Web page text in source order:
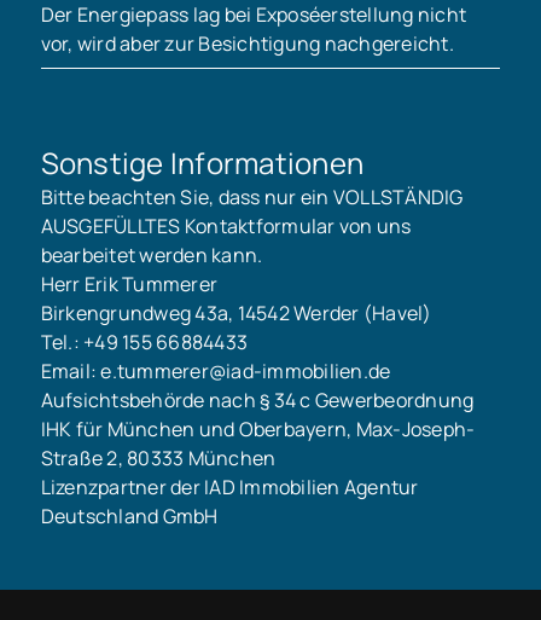
Der Energiepass lag bei Exposéerstellung nicht
vor, wird aber zur Besichtigung nachgereicht.
Sonstige Informationen
Bitte beachten Sie, dass nur ein VOLLSTÄNDIG
AUSGEFÜLLTES Kontaktformular von uns
bearbeitet werden kann.
Herr Erik Tummerer
Birkengrundweg 43a, 14542 Werder (Havel)
Tel.: +49 155 66884433
Email: e.tummerer@iad-immobilien.de
Aufsichtsbehörde nach § 34 c Gewerbeordnung
IHK für München und Oberbayern, Max-Joseph-
Straße 2, 80333 München
Lizenzpartner der IAD Immobilien Agentur
Deutschland GmbH